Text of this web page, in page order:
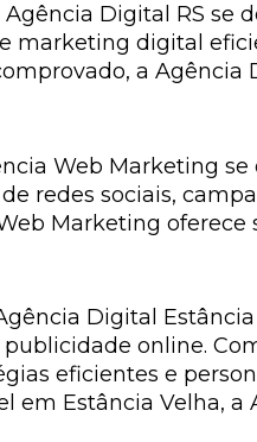
Digital RS se
marketing digital
a Agência
Web Marketing
redes sociais,
Marketing oferece
Digital
online.
eficientes e
Estância Velha, a